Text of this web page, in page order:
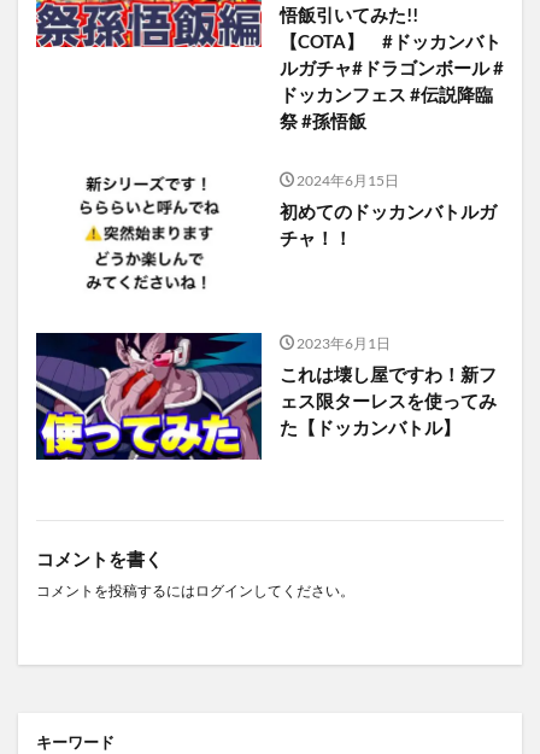
悟飯引いてみた!!
【COTA】 #ドッカンバト
ルガチャ#ドラゴンボール #
ドッカンフェス #伝説降臨
祭 #孫悟飯
2024年6月15日
初めてのドッカンバトルガ
チャ！！
2023年6月1日
これは壊し屋ですわ！新フ
ェス限ターレスを使ってみ
た【ドッカンバトル】
コメントを書く
コメントを投稿するには ログイン してください。
キーワード